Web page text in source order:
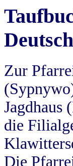
Zur
Jagdhaus
die
Die